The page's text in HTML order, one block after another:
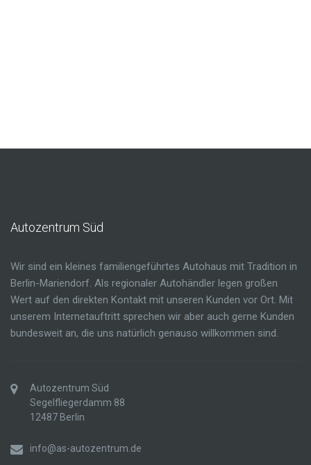
Autozentrum Süd
Wir sind ein kleines familiengeführtes Autohaus mit Tradition in
Berlin-Mariendorf. Als regionaler Autohändler legen großen
Wert auf den direkten Kontakt mit unseren Kunden vor Ort. Mit
unserem Internetauftritt sprechen wir aber auch gerne Kunden
bundesweit an, die uns natürlich genauso willkommen sind.
Autozentrum Süd
Segelfliegerdamm 88
12487 Berlin
info@as-autozentrum.de